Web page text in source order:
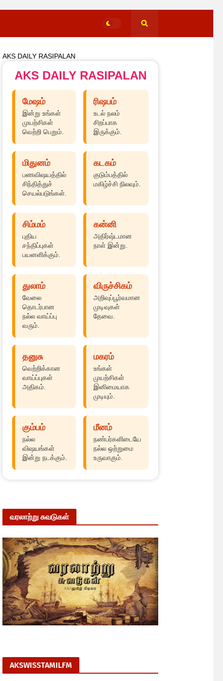
AKS DAILY RASIPALAN
AKS DAILY RASIPALAN
மேஷம்
இன்று உங்கள்
முயற்சிகள்
வெற்றி பெறும்.
ரிஷபம்
உடல் நலம்
சிறப்பாக
இருக்கும்.
மிதுனம்
பணவிஷயத்தில்
சிந்தித்துச்
செயல்படுங்கள்.
கடகம்
குடும்பத்தில்
மகிழ்ச்சி நிலவும்.
சிம்மம்
புதிய
சந்திப்புகள்
பயனளிக்கும்.
கன்னி
அதிர்ஷ்டமான
நாள் இன்று.
துலாம்
வேலை
தொடர்பான
நல்ல வாய்ப்பு
வரும்.
விருச்சிகம்
அறிவுப்பூர்வமான
முடிவுகள்
தேவை.
தனுசு
வெற்றிக்கான
வாய்ப்புகள்
அதிகம்.
மகரம்
உங்கள்
முயற்சிகள்
இனிமையாக
முடியும்.
கும்பம்
நல்ல
விஷயங்கள்
இன்று நடக்கும்.
மீனம்
நண்பர்களிடையே
நல்ல ஒற்றுமை
உருவாகும்.
வரலாற்று சுவடுகள்
AKSWISSTAMILFM